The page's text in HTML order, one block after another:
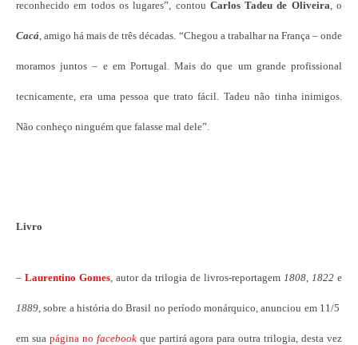
reconhecido em todos os lugares”, contou Carlos Tadeu de Oliveira , o
Cacá , amigo há mais de três décadas. “Chegou a trabalhar na França – onde
moramos juntos – e em Portugal. Mais do que um grande profissional
tecnicamente, era uma pessoa que trato fácil. Tadeu não tinha inimigos.
Não conheço ninguém que falasse mal dele”.
Livro
– Laurentino Gomes , autor da trilogia de livros-reportagem 1808 1822 e
1889 , sobre a história do Brasil no período monárquico, anunciou em 11/5
em sua página no facebookque partirá agora para outra trilogia, desta vez